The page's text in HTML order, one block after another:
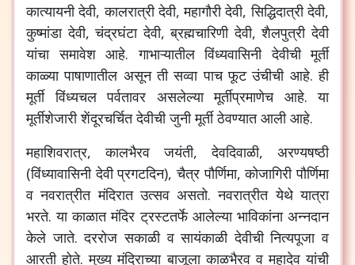
कात्यायनी देवी, कालरात्री देवी, महागौरी देवी, सिद्धिदात्री देवी,
कुष्मांडा देवी, चंद्रघंटा देवी, ब्रह्मचारिणी देवी, शैलपुत्री देवी
यांचा समावेश आहे. गाभाऱ्यातील विंध्यवासिनी देवीची मूर्ती
काळ्या पाषाणातील असून ती सव्वा पाच फूट उंचीची आहे. ही
मूर्ती विंध्यचल पर्वतावर असलेल्या मूर्तीप्रमाणेच आहे. या
मूर्तीशेजारी शेंदूरचर्चित देवीची जुनी मूर्ती ठेवण्यात आली आहे.
महाशिवरात्र, कालभैरव जयंती, देवदिवाळी, अरण्यषष्ठी
(विंध्यावासिनी देवी प्रगटदिन), चैत्र पौर्णिमा, कोजागिरी पौर्णिमा
व नवरात्रीत मंदिरात उत्सव असतो. नवरात्रीत येथे यात्रा
भरते. या काळात मंदिर ट्रस्टतर्फे आलेल्या भाविकांना अन्नदान
केले जाते. दररोज सकाळी व सायंकाळी देवीची नित्यपूजा व
आरती होते. मुख्य मंदिराच्या बाजूला काळभैरव व महादेव यांची